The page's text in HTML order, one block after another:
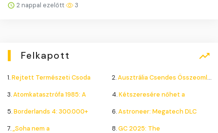
2 nappal ezelőtt 3
Felkapott
1.Rejtett Természeti Csoda 2.Ausztrália Csendes Összeomlása
3.Atomkatasztrófa 1985: A 4.Kétszeresére nőhet a
5.Borderlands 4: 300.000+ 6.Astroneer: Megatech DLC
7.„Soha nem a 8.GC 2025: The